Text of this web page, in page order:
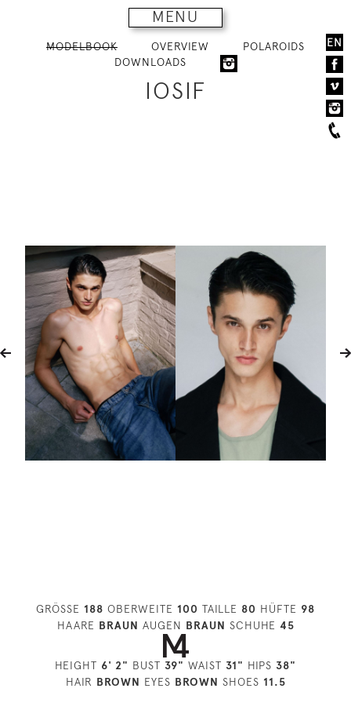
MENU
EN
MODELBOOK OVERVIEW
POLAROIDS
DOWNLOADS
IOSIF
GRÖSSE 188 OBERWEITE 100 TAILLE 80 HÜFTE 98
HAARE BRAUN AUGEN BRAUN SCHUHE 45
HEIGHT 6' 2" BUST 39" WAIST 31" HIPS 38"
HAIR BROWN EYES BROWN SHOES 11.5